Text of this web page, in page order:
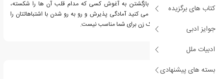
کتاب های برگزیده
جوایز ادبی
ادبیات ملل
بسته های پیشنهادی
رها کردن گذشته و حتی بازگشتن به آغوش کسی که مدام قلب آن ها را شکسته،
مرتکب می شوند. اگر فکر می کنید آمادگی پذیرش و رو به رو شدن با اشتباهاتتان را
ندارید، کتاب اشتباهات یک زن برای شما مناسب نیست.
درباره ام سوسا